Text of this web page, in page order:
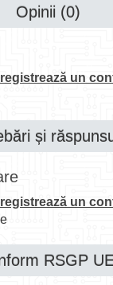
Opinii (0)
un
și
un
RSGP